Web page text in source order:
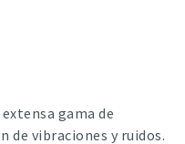
gama de
de vibraciones y ruidos.